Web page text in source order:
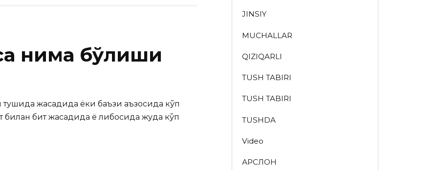
нима бўлиши
жасадида ёки баъзи аъзосида кўп
билан бит жасадида ё либосида жуда кўп
JINSIY
MUCHALLAR
QIZIQARLI
TUSH TABIRI
TUSH TABIRI
TUSHDA
Video
АРСЛОН